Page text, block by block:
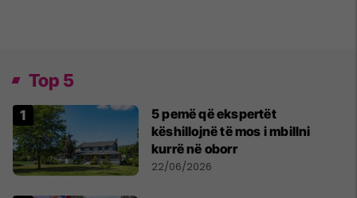
Top 5
5 pemë që ekspertët
këshillojnë të mos i mbillni
kurrë në oborr
22/06/2026